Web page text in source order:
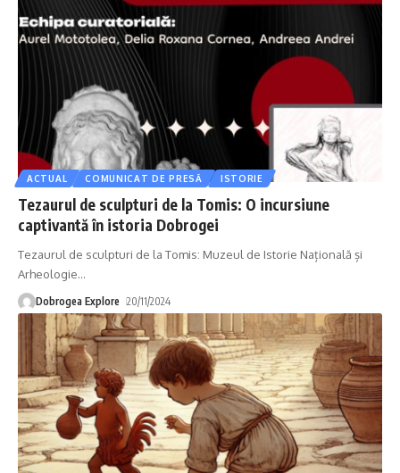
ACTUAL COMUNICAT DE PRESĂ ISTORIE
Tezaurul de sculpturi de la Tomis: O incursiune
captivantă în istoria Dobrogei
Tezaurul de sculpturi de la Tomis: Muzeul de Istorie Națională și
Arheologie…
Dobrogea Explore 20/11/2024